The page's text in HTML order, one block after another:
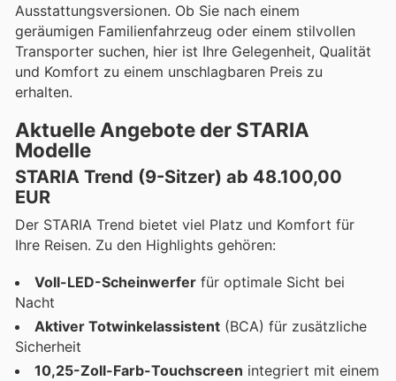
Ausstattungsversionen. Ob Sie nach einem
geräumigen Familienfahrzeug oder einem stilvollen
Transporter suchen, hier ist Ihre Gelegenheit, Qualität
und Komfort zu einem unschlagbaren Preis zu
erhalten.
Aktuelle Angebote der STARIA
Modelle
STARIA Trend (9-Sitzer) ab 48.100,00
EUR
Der STARIA Trend bietet viel Platz und Komfort für
Ihre Reisen. Zu den Highlights gehören:
Voll-LED-Scheinwerfer für optimale Sicht bei
Nacht
Aktiver Totwinkelassistent (BCA) für zusätzliche
Sicherheit
10,25-Zoll-Farb-Touchscreen integriert mit einem